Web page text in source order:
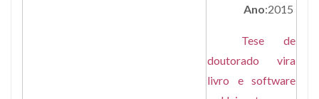
Ano:2015
Tese de
doutorado vira
livro e software